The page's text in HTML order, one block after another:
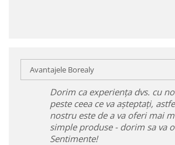
Avantajele Borealy
Dorim ca experiența dvs. cu
peste ceea ce va așteptați,
nostru este de a va oferi mai
simple produse - dorim sa va
Sentimente!